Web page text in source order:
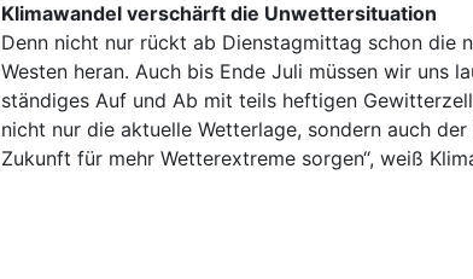
Klimawandel verschärft die Unwettersituation
Denn nicht nur rückt ab Dienstagmittag schon die
Westen heran. Auch bis Ende Juli müssen wir uns
ständiges Auf und Ab mit teils heftigen
nicht nur die aktuelle Wetterlage, sondern auch
Zukunft für mehr Wetterextreme sorgen“, weiß